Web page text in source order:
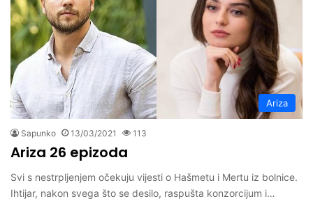
Ariza
Sapunko 13/03/2021 113
Ariza 26 epizoda
Svi s nestrpljenjem očekuju vijesti o Hašmetu i Mertu iz bolnice.
Ihtijar, nakon svega što se desilo, raspušta konzorcijum i…